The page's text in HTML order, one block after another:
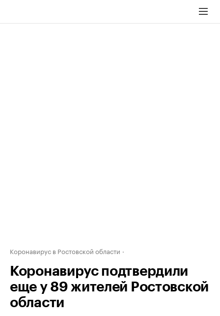
Коронавирус в Ростовской области
Коронавирус подтвердили
еще у 89 жителей Ростовской
области